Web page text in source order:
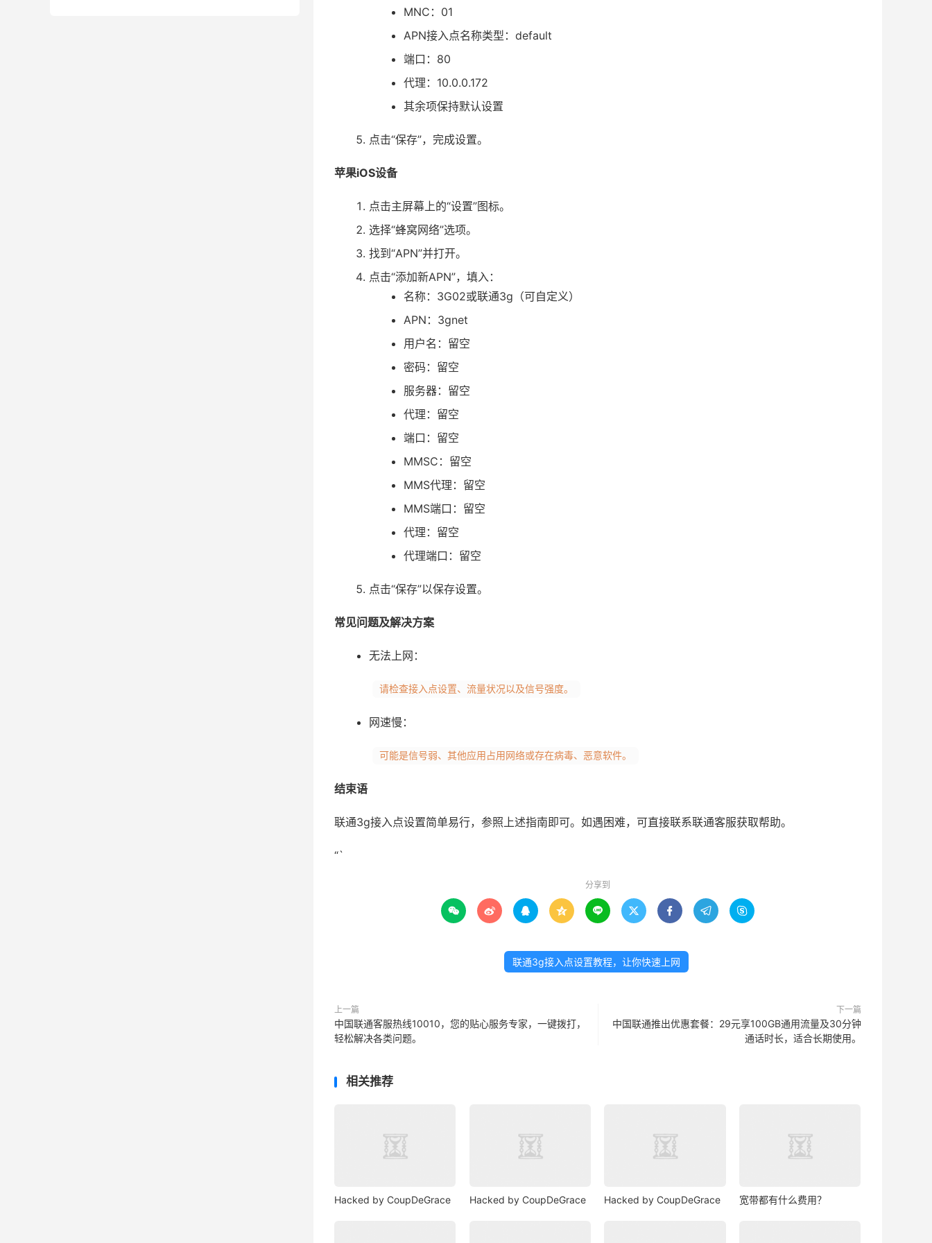
MNC：01
APN接入点名称类型：default
端口：80
代理：10.0.0.172
其余项保持默认设置
点击“保存”，完成设置。
苹果iOS设备
点击主屏幕上的“设置”图标。
选择“蜂窝网络”选项。
找到“APN”并打开。
点击“添加新APN”，填入：
名称：3G02或联通3g（可自定义）
APN：3gnet
用户名：留空
密码：留空
服务器：留空
代理：留空
端口：留空
MMSC：留空
MMS代理：留空
MMS端口：留空
代理：留空
代理端口：留空
点击“保存”以保存设置。
常见问题及解决方案
无法上网：
请检查接入点设置、流量状况以及信号强度。
网速慢：
可能是信号弱、其他应用占用网络或存在病毒、恶意软件。
结束语
联通3g接入点设置简单易行，参照上述指南即可。如遇困难，可直接联系联通客服获取帮助。
“`
分享到
        
联通3g接入点设置教程，让你快速上网
上一篇
中国联通客服热线10010，您的贴心服务专家，一键拨打，
轻松解决各类问题。
下一篇
中国联通推出优惠套餐：29元享100GB通用流量及30分钟
通话时长，适合长期使用。
相关推荐
Hacked by CoupDeGrace Hacked by CoupDeGrace Hacked by CoupDeGrace 宽带都有什么费用？